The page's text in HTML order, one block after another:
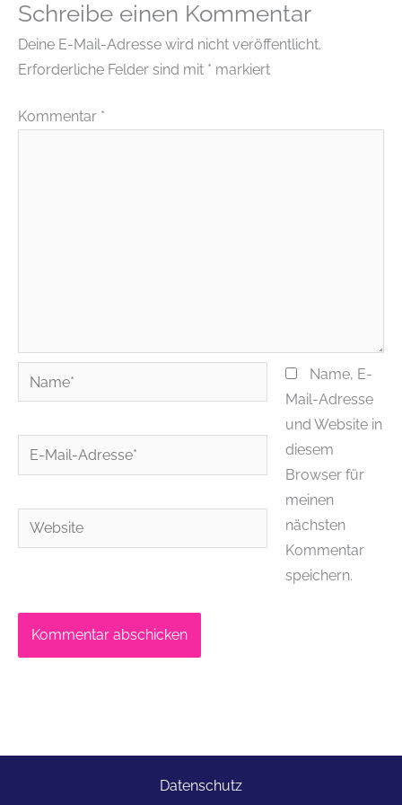
Schreibe einen Kommentar
Deine E-Mail-Adresse wird nicht veröffentlicht.
Erforderliche Felder sind mit * markiert
Kommentar *
Name*
E-
Mail-
Website
Name, E-
Mail-Adresse
und Website in
diesem
Browser für
meinen
nächsten
Kommentar
speichern.
Datenschutz